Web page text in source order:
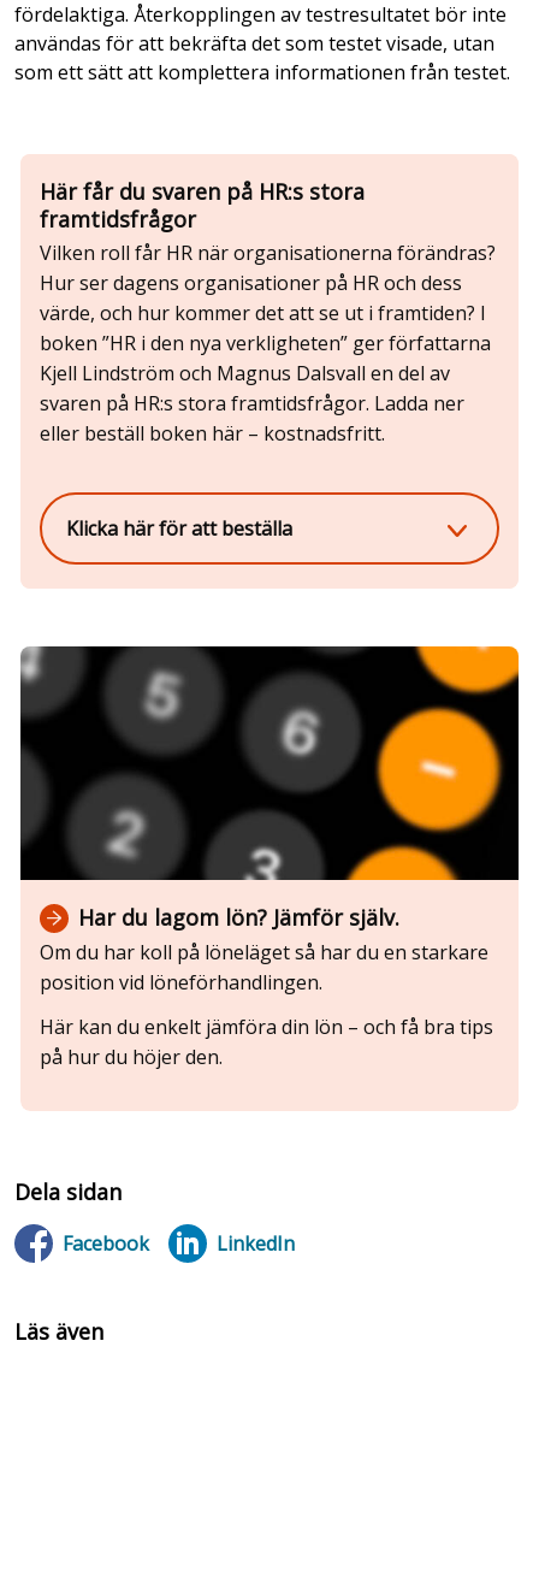
fördelaktiga. Återkopplingen av testresultatet bör inte
användas för att bekräfta det som testet visade, utan
som ett sätt att komplettera informationen från testet.
Här får du svaren på HR:s stora
framtidsfrågor
Vilken roll får HR när organisationerna förändras?
Hur ser dagens organisationer på HR och dess
värde, och hur kommer det att se ut i framtiden? I
boken ”HR i den nya verkligheten” ger författarna
Kjell Lindström och Magnus Dalsvall en del av
svaren på HR:s stora framtidsfrågor. Ladda ner
eller beställ boken här – kostnadsfritt.
Klicka här för att beställa
Har du lagom lön? Jämför själv.
Om du har koll på löneläget så har du en starkare
position vid löneförhandlingen.
Här kan du enkelt jämföra din lön – och få bra tips
på hur du höjer den.
Dela sidan
Facebook LinkedIn
Läs även